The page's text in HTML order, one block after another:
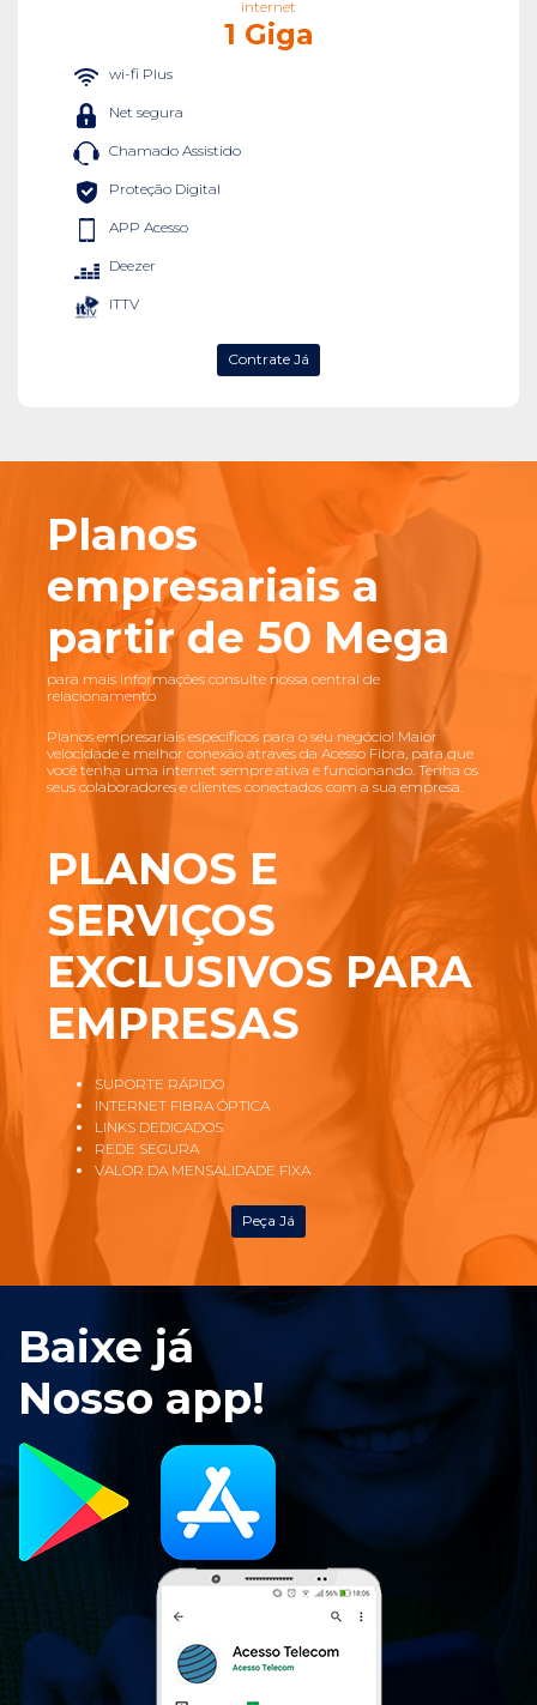
internet
1 Giga
wi-fi Plus
Net segura
Chamado Assistido
Proteção Digital
APP Acesso
Deezer
ITTV
Contrate Já
Planos
empresariais a
partir de 50 Mega
para mais informações consulte nossa central de
relacionamento
Planos empresariais específicos para o seu negócio! Maior
velocidade e melhor conexão através da Acesso Fibra, para que
você tenha uma internet sempre ativa e funcionando. Tenha os
seus colaboradores e clientes conectados com a sua empresa.
PLANOS E
SERVIÇOS
EXCLUSIVOS PARA
EMPRESAS
SUPORTE RÁPIDO
INTERNET FIBRA ÓPTICA
LINKS DEDICADOS
REDE SEGURA
VALOR DA MENSALIDADE FIXA
Peça Já
Baixe já
Nosso app!